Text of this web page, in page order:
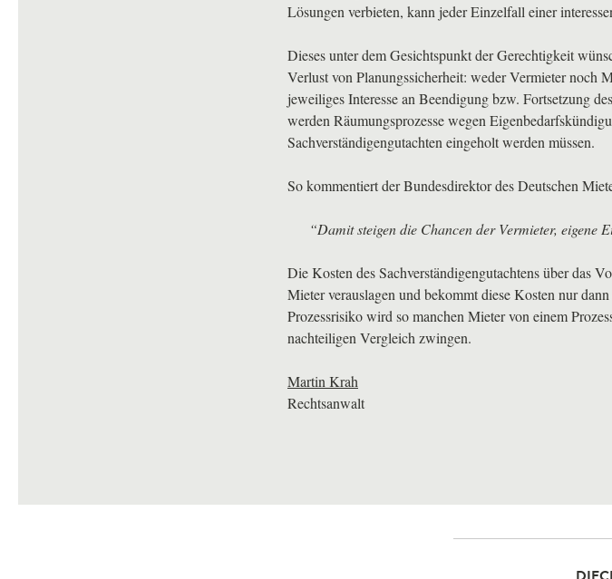
Lösungen verbieten, kann jeder Einzelfall einer
Dieses unter dem Gesichtspunkt der Gerechtigkeit
Verlust von Planungssicherheit: weder Vermieter noch
jeweiliges Interesse an Beendigung bzw. Fortsetzung
werden Räumungsprozesse wegen
Sachverständigengutachten eingeholt werden müssen.
So kommentiert der Bundesdirektor des Deutschen
“Damit steigen die Chancen der Vermieter, eigene
Die Kosten des Sachverständigengutachtens über das
Mieter verauslagen und bekommt diese Kosten nur
Prozessrisiko wird so manchen Mieter von einem
nachteiligen Vergleich zwingen.
Martin Krah
Rechtsanwalt